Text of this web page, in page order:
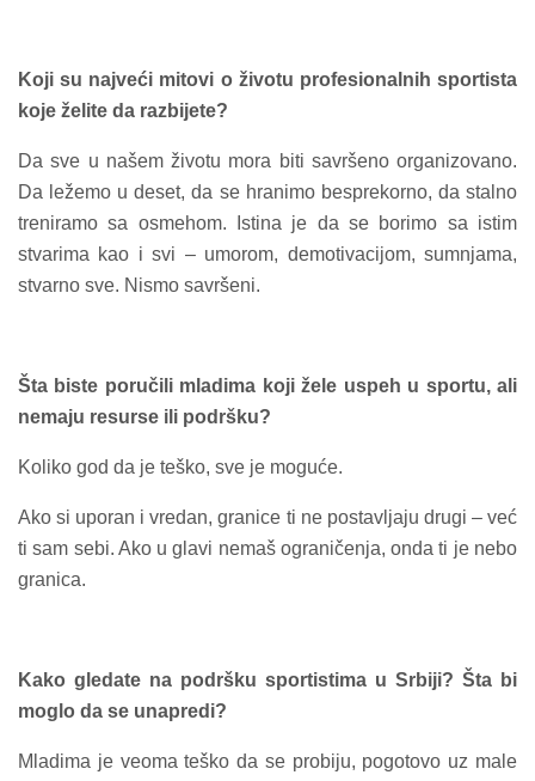
Koji su najveći mitovi o životu profesionalnih sportista
koje želite da razbijete?
Da sve u našem životu mora biti savršeno organizovano.
Da ležemo u deset, da se hranimo besprekorno, da stalno
treniramo sa osmehom. Istina je da se borimo sa istim
stvarima kao i svi – umorom, demotivacijom, sumnjama,
stvarno sve. Nismo savršeni.
Šta biste poručili mladima koji žele uspeh u sportu, ali
nemaju resurse ili podršku?
Koliko god da je teško, sve je moguće.
Ako si uporan i vredan, granice ti ne postavljaju drugi – već
ti sam sebi. Ako u glavi nemaš ograničenja, onda ti je nebo
granica.
Kako gledate na podršku sportistima u Srbiji? Šta bi
moglo da se unapredi?
Mladima je veoma teško da se probiju, pogotovo uz male